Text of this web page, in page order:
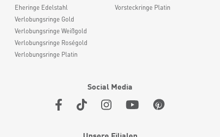
Eheringe Edelstahl
Verlobungsringe Gold
Verlobungsringe Weißgold
Verlobungsringe Roségold
Verlobungsringe Platin
Vorsteckringe Platin
Social Media